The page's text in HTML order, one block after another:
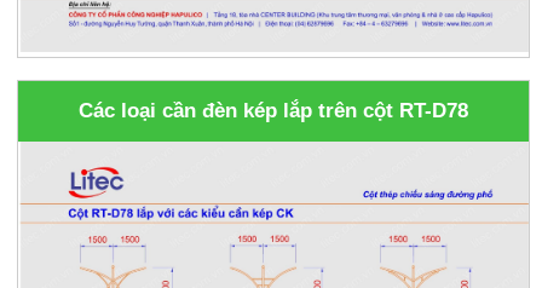
Các loại cần đèn kép lắp trên cột RT-D78